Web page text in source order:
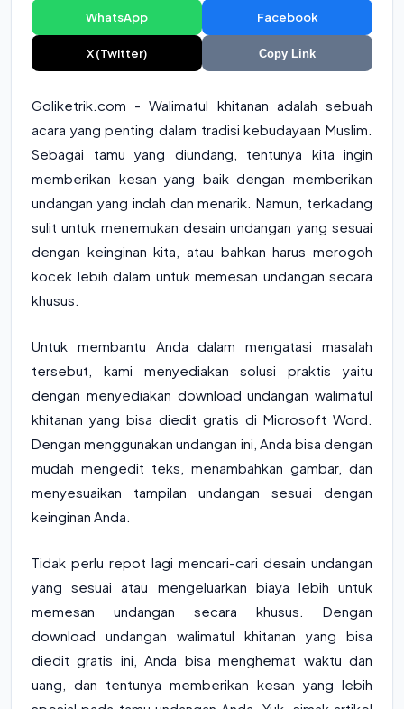
WhatsApp Facebook
X (Twitter) Copy Link
Goliketrik.com - Walimatul khitanan adalah sebuah
acara yang penting dalam tradisi kebudayaan Muslim.
Sebagai tamu yang diundang, tentunya kita ingin
memberikan kesan yang baik dengan memberikan
undangan yang indah dan menarik. Namun, terkadang
sulit untuk menemukan desain undangan yang sesuai
dengan keinginan kita, atau bahkan harus merogoh
kocek lebih dalam untuk memesan undangan secara
khusus.
Untuk membantu Anda dalam mengatasi masalah
tersebut, kami menyediakan solusi praktis yaitu
dengan menyediakan download undangan walimatul
khitanan yang bisa diedit gratis di Microsoft Word.
Dengan menggunakan undangan ini, Anda bisa dengan
mudah mengedit teks, menambahkan gambar, dan
menyesuaikan tampilan undangan sesuai dengan
keinginan Anda.
Tidak perlu repot lagi mencari-cari desain undangan
yang sesuai atau mengeluarkan biaya lebih untuk
memesan undangan secara khusus. Dengan
download undangan walimatul khitanan yang bisa
diedit gratis ini, Anda bisa menghemat waktu dan
uang, dan tentunya memberikan kesan yang lebih